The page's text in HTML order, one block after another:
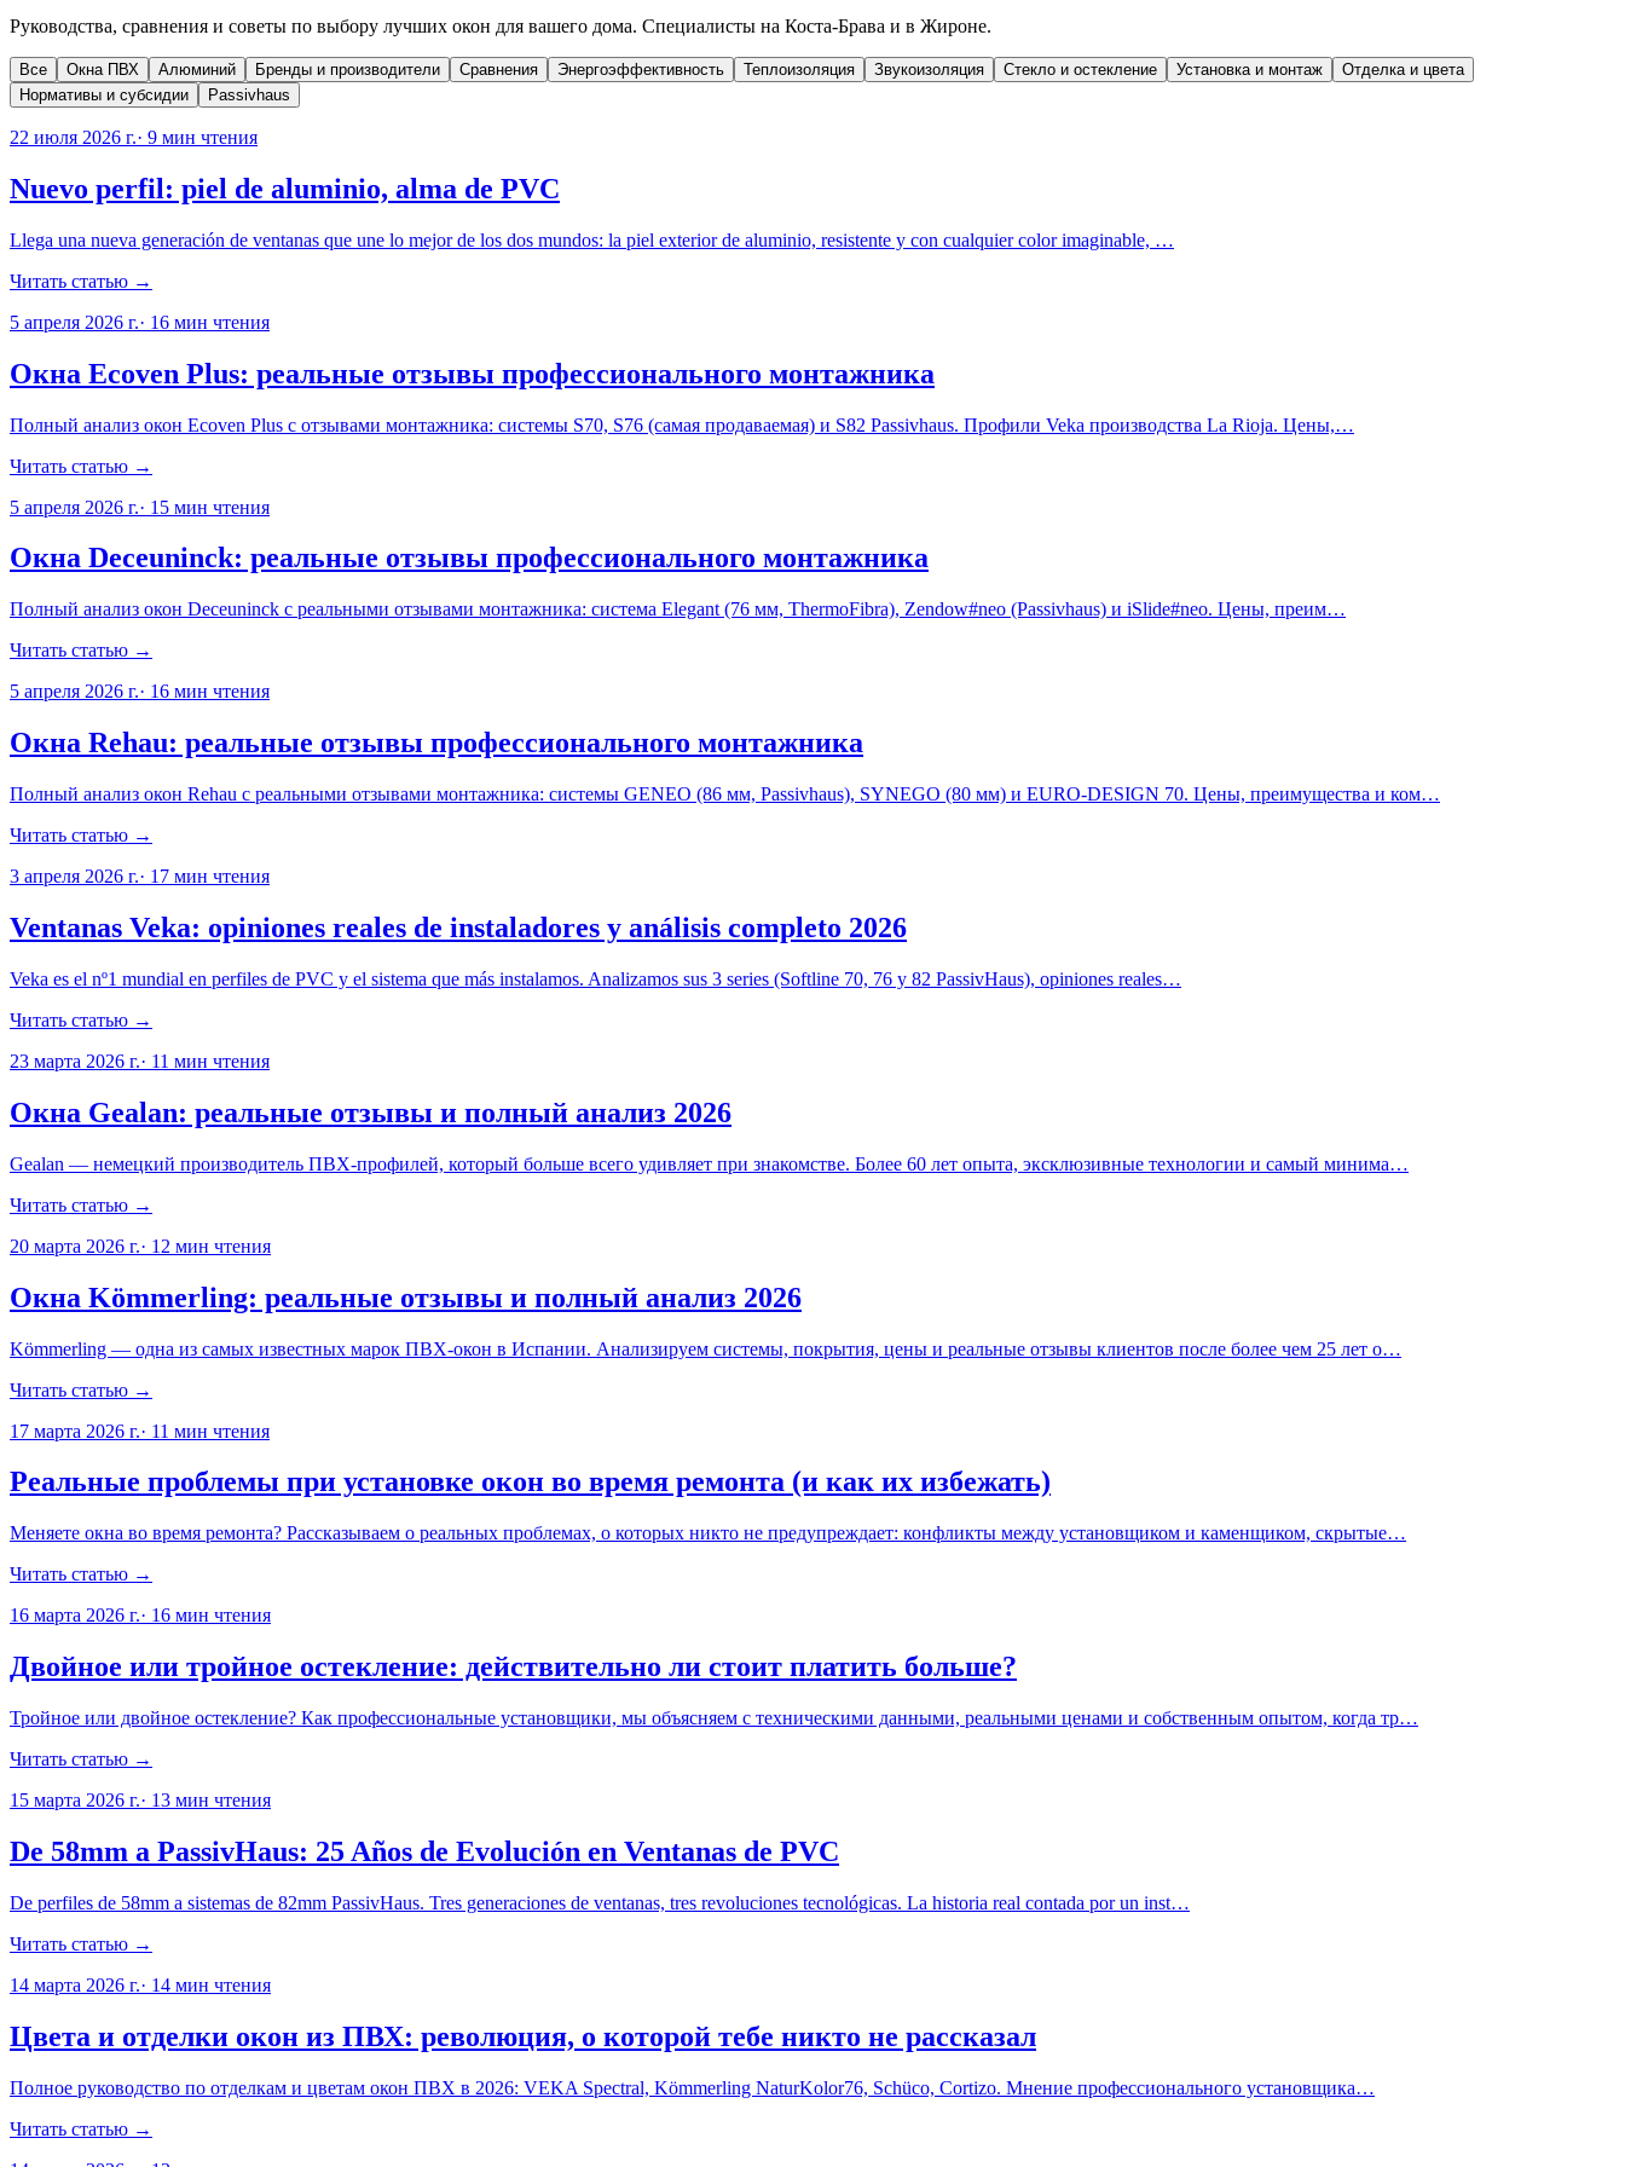
Руководства, сравнения и советы по выбору лучших окон для вашего дома. Специалисты на Коста-Брава и в Жироне.
Все Окна ПВХ Алюминий Бренды и производители Сравнения Энергоэффективность Теплоизоляция Звукоизоляция Стекло и остекление Установка и монтаж
Отделка и цвета
Нормативы и субсидии
Passivhaus
22 июля 2026 г.· 9 мин чтения
Nuevo perfil: piel de aluminio, alma de PVC
Llega una nueva generación de ventanas que une lo mejor de los dos mundos: la piel exterior de aluminio, resistente y con cualquier color imaginable, …
Читать статью →
5 апреля 2026 г.· 16 мин чтения
Окна Ecoven Plus: реальные отзывы профессионального монтажника
Полный анализ окон Ecoven Plus с отзывами монтажника: системы S70, S76 (самая продаваемая) и S82 Passivhaus. Профили Veka производства La Rioja. Цены,…
Читать статью →
5 апреля 2026 г.· 15 мин чтения
Окна Deceuninck: реальные отзывы профессионального монтажника
Полный анализ окон Deceuninck с реальными отзывами монтажника: система Elegant (76 мм, ThermoFibra), Zendow#neo (Passivhaus) и iSlide#neo. Цены, преим…
Читать статью →
5 апреля 2026 г.· 16 мин чтения
Окна Rehau: реальные отзывы профессионального монтажника
Полный анализ окон Rehau с реальными отзывами монтажника: системы GENEO (86 мм, Passivhaus), SYNEGO (80 мм) и EURO-DESIGN 70. Цены, преимущества и ком…
Читать статью →
3 апреля 2026 г.· 17 мин чтения
Ventanas Veka: opiniones reales de instaladores y análisis completo 2026
Veka es el nº1 mundial en perfiles de PVC y el sistema que más instalamos. Analizamos sus 3 series (Softline 70, 76 y 82 PassivHaus), opiniones reales…
Читать статью →
23 марта 2026 г.· 11 мин чтения
Окна Gealan: реальные отзывы и полный анализ 2026
Gealan — немецкий производитель ПВХ-профилей, который больше всего удивляет при знакомстве. Более 60 лет опыта, эксклюзивные технологии и самый минима…
Читать статью →
20 марта 2026 г.· 12 мин чтения
Окна Kömmerling: реальные отзывы и полный анализ 2026
Kömmerling — одна из самых известных марок ПВХ-окон в Испании. Анализируем системы, покрытия, цены и реальные отзывы клиентов после более чем 25 лет о…
Читать статью →
17 марта 2026 г.· 11 мин чтения
Реальные проблемы при установке окон во время ремонта (и как их избежать)
Меняете окна во время ремонта? Рассказываем о реальных проблемах, о которых никто не предупреждает: конфликты между установщиком и каменщиком, скрытые…
Читать статью →
16 марта 2026 г.· 16 мин чтения
Двойное или тройное остекление: действительно ли стоит платить больше?
Тройное или двойное остекление? Как профессиональные установщики, мы объясняем с техническими данными, реальными ценами и собственным опытом, когда тр…
Читать статью →
15 марта 2026 г.· 13 мин чтения
De 58mm a PassivHaus: 25 Años de Evolución en Ventanas de PVC
De perfiles de 58mm a sistemas de 82mm PassivHaus. Tres generaciones de ventanas, tres revoluciones tecnológicas. La historia real contada por un inst…
Читать статью →
14 марта 2026 г.· 14 мин чтения
Цвета и отделки окон из ПВХ: революция, о которой тебе никто не рассказал
Полное руководство по отделкам и цветам окон ПВХ в 2026: VEKA Spectral, Kömmerling NaturKolor76, Schüco, Cortizo. Мнение профессионального установщика…
Читать статью →